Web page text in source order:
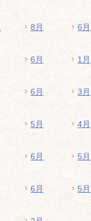
8月 6月
6月 1月
6月 3月
5月 4月
6月 5月
6月 5月